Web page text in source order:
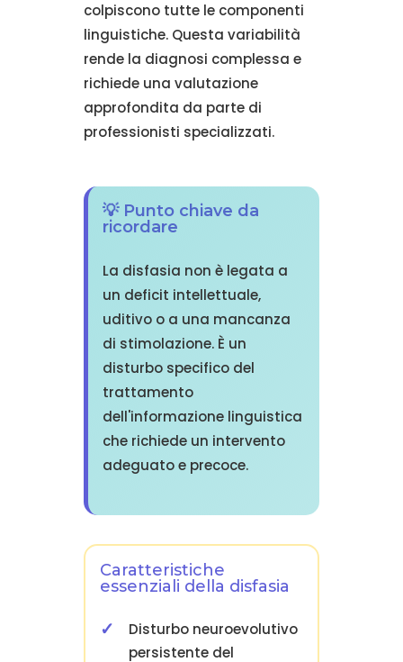
colpiscono tutte le componenti
linguistiche. Questa variabilità
rende la diagnosi complessa e
richiede una valutazione
approfondita da parte di
professionisti specializzati.
💡 Punto chiave da
ricordare
La disfasia non è legata a
un deficit intellettuale,
uditivo o a una mancanza
di stimolazione. È un
disturbo specifico del
trattamento
dell'informazione linguistica
che richiede un intervento
adeguato e precoce.
Caratteristiche
essenziali della disfasia
Disturbo neuroevolutivo
persistente del